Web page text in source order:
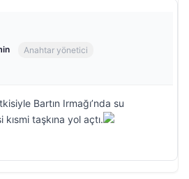
Anahtar yönetici
Bartın Irmağı’nda su
taşkına yol açtı.